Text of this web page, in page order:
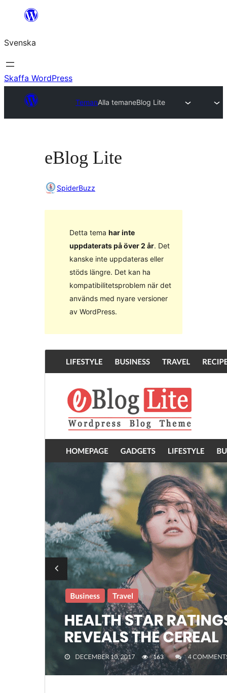
Hoppa
innehåll
Svenska
Skaffa WordPress
TemanAlla temaneBlog Lite
eBlog Lite
SpiderBuzz
Detta tema har inte
uppdaterats på över 2 år. Det
kanske inte uppdateras eller
stöds längre. Det kan ha
kompatibilitetsproblem när det
används med nyare versioner
av WordPress.